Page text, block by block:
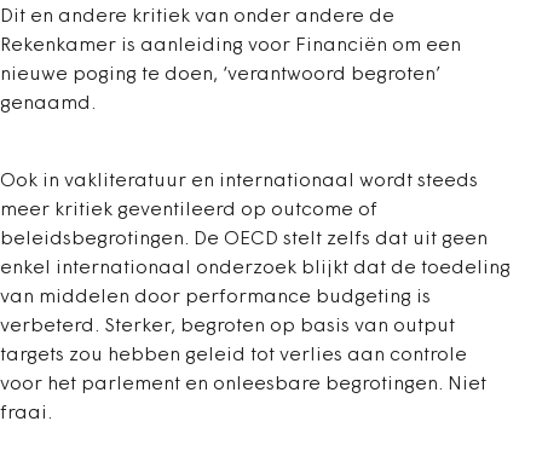
Dit en andere kritiek van onder andere de
Rekenkamer is aanleiding voor Financiën om een
nieuwe poging te doen, ‘verantwoord begroten’
genaamd.
Ook in vakliteratuur en internationaal wordt steeds
meer kritiek geventileerd op outcome of
beleidsbegrotingen. De OECD stelt zelfs dat uit geen
enkel internationaal onderzoek blijkt dat de toedeling
van middelen door performance budgeting is
verbeterd. Sterker, begroten op basis van output
targets zou hebben geleid tot verlies aan controle
voor het parlement en onleesbare begrotingen. Niet
fraai.